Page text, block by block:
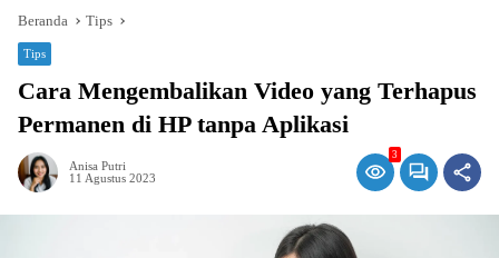
Beranda Tips
Tips
Cara Mengembalikan Video yang Terhapus
Permanen di HP tanpa Aplikasi
Anisa Putri
11 Agustus 2023
3